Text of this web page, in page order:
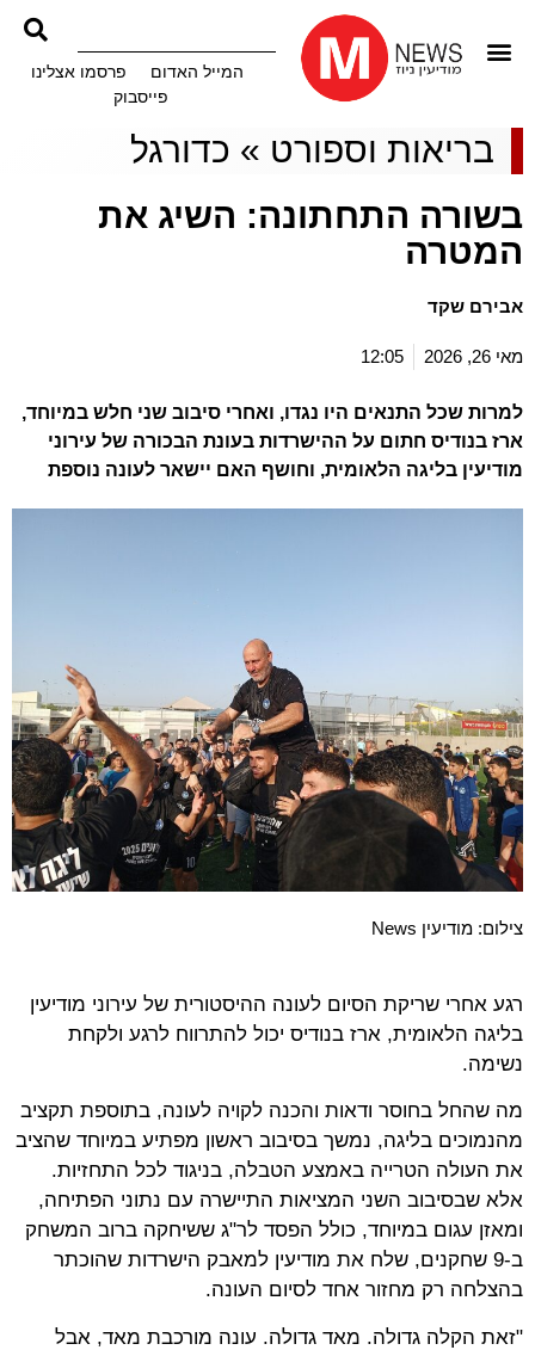
המייל האדום
פרסמו אצלינו
פייסבוק
בריאות וספורט » כדורגל
בשורה התחתונה: השיג את
המטרה
אבירם שקד
מאי 26, 2026 12:05
למרות שכל התנאים היו נגדו, ואחרי סיבוב שני חלש במיוחד,
ארז בנודיס חתום על ההישרדות בעונת הבכורה של עירוני
מודיעין בליגה הלאומית, וחושף האם יישאר לעונה נוספת
צילום: מודיעין News
רגע אחרי שריקת הסיום לעונה ההיסטורית של עירוני מודיעין
בליגה הלאומית, ארז בנודיס יכול להתרווח לרגע ולקחת
נשימה.
מה שהחל בחוסר ודאות והכנה לקויה לעונה, בתוספת תקציב
מהנמוכים בליגה, נמשך בסיבוב ראשון מפתיע במיוחד שהציב
את העולה הטרייה באמצע הטבלה, בניגוד לכל התחזיות.
אלא שבסיבוב השני המציאות התיישרה עם נתוני הפתיחה,
ומאזן עגום במיוחד, כולל הפסד לר"ג ששיחקה ברוב המשחק
ב-9 שחקנים, שלח את מודיעין למאבק הישרדות שהוכתר
בהצלחה רק מחזור אחד לסיום העונה.
"זאת הקלה גדולה. מאד גדולה. עונה מורכבת מאד, אבל